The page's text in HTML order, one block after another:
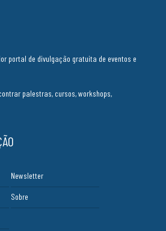
portal de divulgação gratuita de eventos e
palestras, cursos, workshops,
Newsletter
Sobre